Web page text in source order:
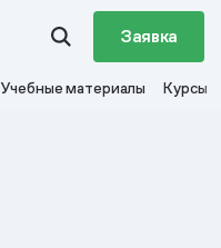
Заявка
Учебные материалы Курсы